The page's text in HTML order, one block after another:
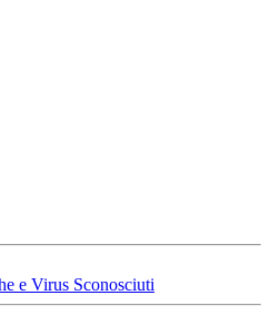
e Virus Sconosciuti